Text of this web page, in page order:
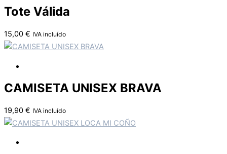
Tote Válida
15,00 € IVA incluído
CAMISETA UNISEX BRAVA
19,90 € IVA incluído